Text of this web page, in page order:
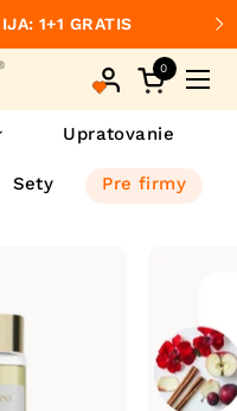
1+1 GRATIS
Otvorte
0
Upratovanie
Sety Pre firmy